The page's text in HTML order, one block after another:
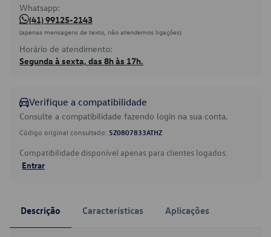
Whatsapp:
(41) 99125-2143
(apenas mensagens de texto, não atendemos ligações)
Horário de atendimento:
Segunda à sexta, das 8h às 17h.
Verifique a compatibilidade
Consulte a compatibilidade fazendo login na sua conta.
Código original consultado: 5Z0807833ATHZ
Compatibilidade disponível apenas para clientes logados.
Entrar
Descrição Características Aplicações